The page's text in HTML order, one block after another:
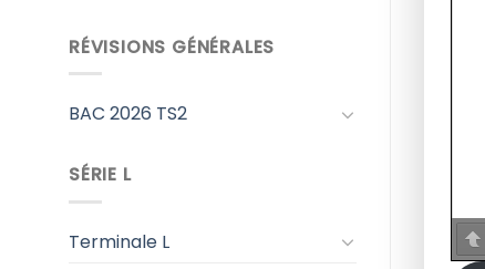
RÉVISIONS GÉNÉRALES
BAC 2026 TS2
SÉRIE L
Terminale L